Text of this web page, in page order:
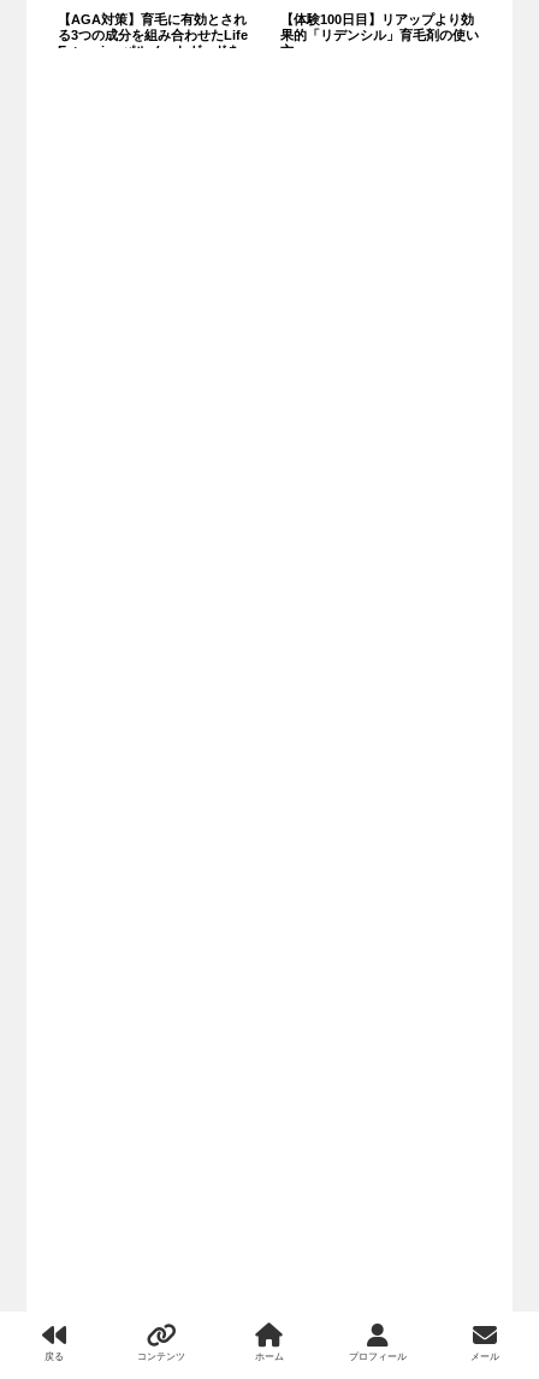
【AGA対策】育毛に有効とされ
る3つの成分を組み合わせたLife
Extensionパルメットガードを徹
【体験100日目】リアップより効
果的「リデンシル」育毛剤の使い
方
戻る コンテンツ ホーム プロフィール メール